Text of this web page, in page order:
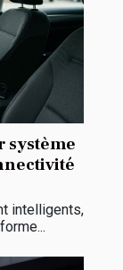
système
intelligents,